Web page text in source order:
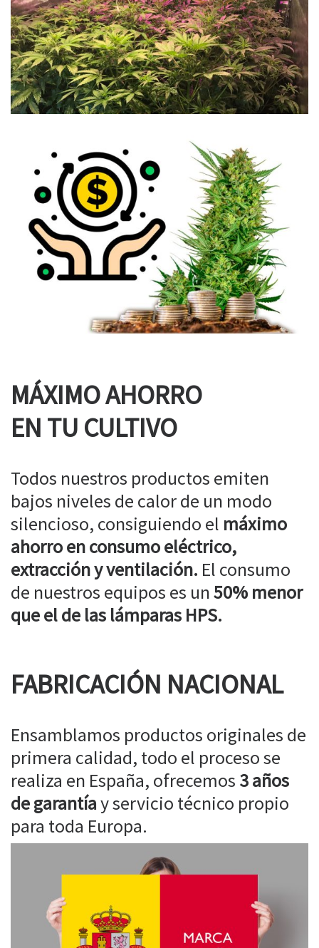
MÁXIMO AHORRO
EN TU CULTIVO
Todos nuestros productos emiten
bajos niveles de calor de un modo
silencioso, consiguiendo el máximo
ahorro en consumo eléctrico,
extracción y ventilación. El consumo
de nuestros equipos es un50% menor
que el de las lámparas HPS.
FABRICACIÓN NACIONAL
Ensamblamos productos originales de
primera calidad, todo el proceso se
realiza en España, ofrecemos 3 años
de garantíay servicio técnico propio
para toda Europa.